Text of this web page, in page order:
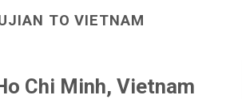
TO VIETNAM
Chi Minh, Vietnam